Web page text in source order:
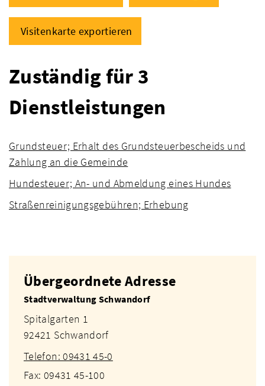
Visitenkarte exportieren
Zuständig für 3
Dienstleistungen
Grundsteuer; Erhalt des Grundsteuerbescheids und
Zahlung an die Gemeinde
Hundesteuer; An- und Abmeldung eines Hundes
Straßenreinigungsgebühren; Erhebung
Übergeordnete Adresse
Stadtverwaltung Schwandorf
Spitalgarten 1
92421 Schwandorf
Telefon: 09431 45-0
Fax: 09431 45-100